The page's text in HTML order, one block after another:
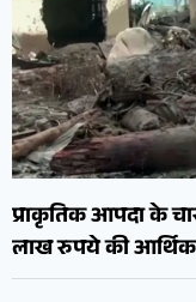
प्राकृतिक आपदा के
लाख रुपये की